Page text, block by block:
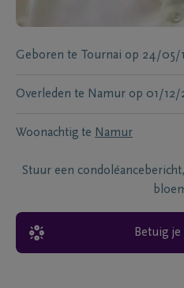
Geboren te Tournai op 24/05/
Overleden te Namur op 01/12/
Woonachtig te Namur
Stuur een
Betuig